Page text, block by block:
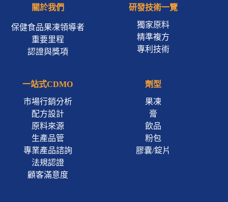
關於我們
保健食品果凍領導者
重要里程
認證與獎項
研發技術一覽
獨家原料
精準複方
專利技術
一站式CDMO
市場行銷分析
配方設計
原料來源
生產品管
專業產品諮詢
法規認證
顧客滿意度
劑型
果凍
膏
飲品
粉包
膠囊/錠片